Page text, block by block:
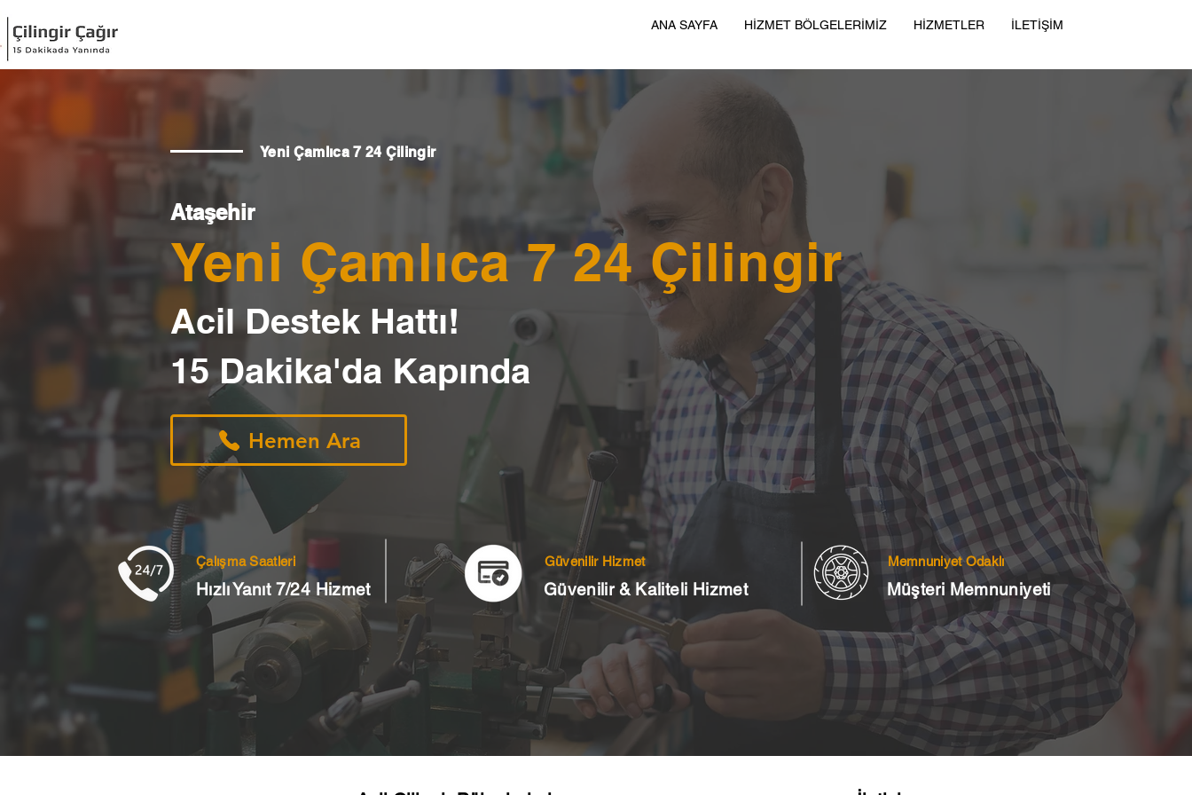
ANA SAYFA HİZMET BÖLGELERİMİZ HİZMETLER İLETİŞİM
Yeni Çamlıca 7 24 Çilingir
Ataşehir
Yeni Çamlıca 7 24 Çilingir
Acil Destek Hattı!
15 Dakika'da Kapında
Hemen Ara
Çalışma Saatleri
Hızlı Yanıt 7/24 Hizmet
Güvenilir Hizmet
Güvenilir & Kaliteli Hizmet
Memnuniyet Odaklı
Müşteri Memnuniyeti